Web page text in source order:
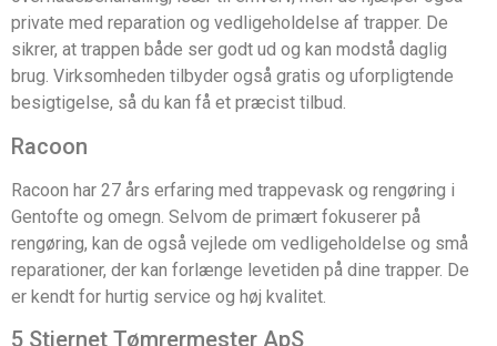
private med reparation og vedligeholdelse af trapper. De
sikrer, at trappen både ser godt ud og kan modstå daglig
brug. Virksomheden tilbyder også gratis og uforpligtende
besigtigelse, så du kan få et præcist tilbud.
Racoon
Racoon har 27 års erfaring med trappevask og rengøring i
Gentofte og omegn. Selvom de primært fokuserer på
rengøring, kan de også vejlede om vedligeholdelse og små
reparationer, der kan forlænge levetiden på dine trapper. De
er kendt for hurtig service og høj kvalitet.
5 Stjernet Tømrermester ApS